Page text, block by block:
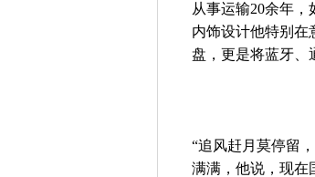
从事运输20余年
内饰设计他特别在
盘，更是将蓝牙、
“追风赶月莫停留
满满，他说，现在